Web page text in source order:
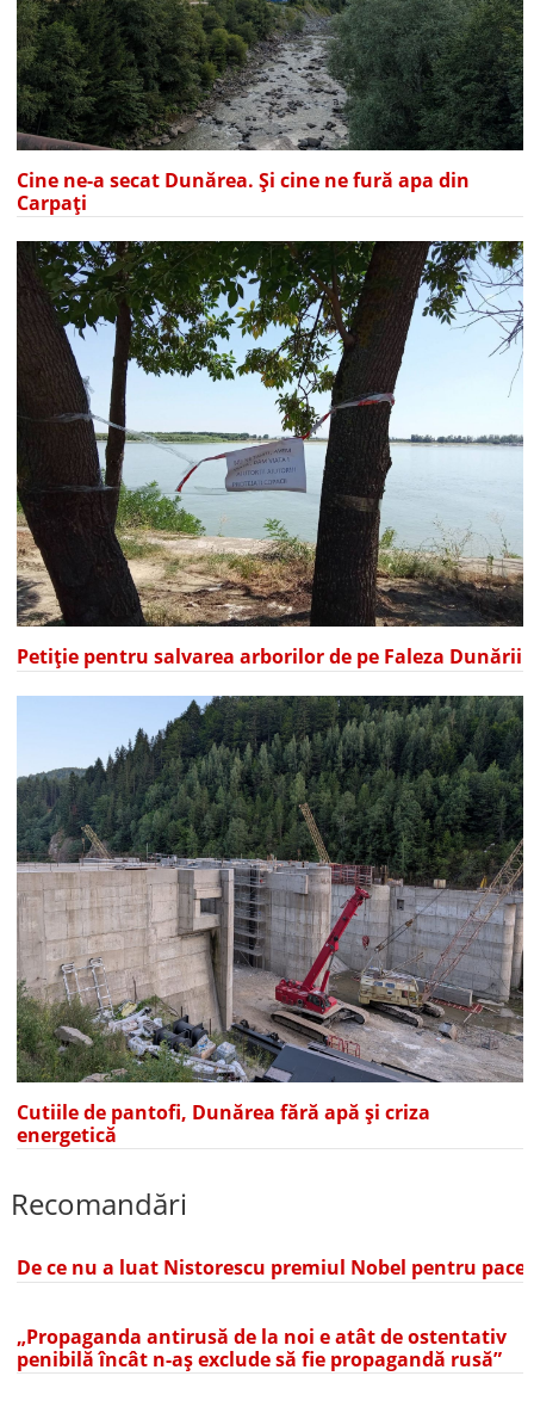
Cine ne-a secat Dunărea. Și cine ne fură apa din
Carpați
Petiție pentru salvarea arborilor de pe Faleza Dunării
Cutiile de pantofi, Dunărea fără apă și criza
energetică
Recomandări
De ce nu a luat Nistorescu premiul Nobel pentru pace
„Propaganda antirusă de la noi e atât de ostentativ
penibilă încât n-aș exclude să fie propagandă rusă”